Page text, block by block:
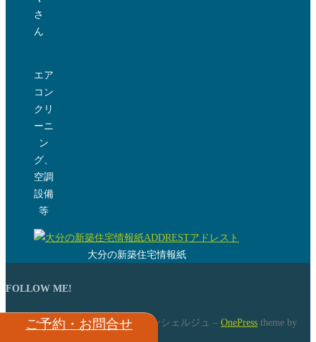
ご予約・お問合せ
さ
ん
エア
コン
クリ
ーニ
ン
グ、
空調
設備
等
大分の新築住宅情報紙
FOLLOW ME!
Copyright © 2026 住まい選びのコンシェルジュ – OnePress theme by